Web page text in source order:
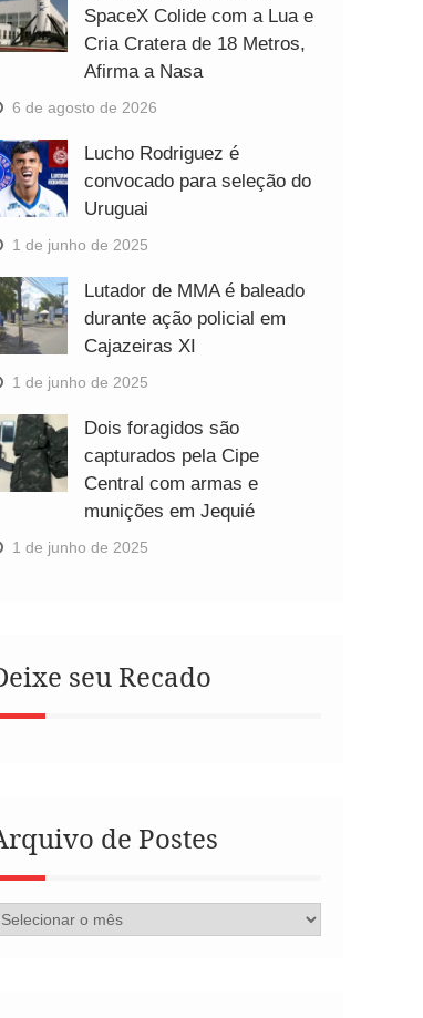
SpaceX Colide com a Lua e
Cria Cratera de 18 Metros,
Afirma a Nasa
6 de agosto de 2026
Lucho Rodriguez é
convocado para seleção do
Uruguai
1 de junho de 2025
Lutador de MMA é baleado
durante ação policial em
Cajazeiras XI
1 de junho de 2025
Dois foragidos são
capturados pela Cipe
Central com armas e
munições em Jequié
1 de junho de 2025
seu Recado
de Postes
Arquivo